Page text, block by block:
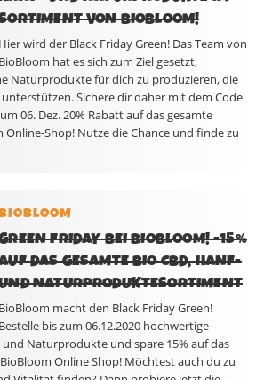
VON BIOBLOOM!
Hier wird der Black Friday Green! Das Team von
BioBloom hat es sich zum Ziel gesetzt,
Naturprodukte für dich zu produzieren, die
Sichere dir daher mit dem Code
06. Dez. 20% Rabatt auf das gesamte
Shop! Nutze die Chance und finde zu
FRIDAY BEI BIOBLOOM! -15%
DAS GESAMTE BIO CBD, HANF-
NATURPRODUKTESORTIMENT
BioBloom macht den Black Friday Green!
Bestelle bis zum 06.12.2020 hochwertige
und Naturprodukte und spare 15% auf das
Online Shop! Möchtest auch du zu